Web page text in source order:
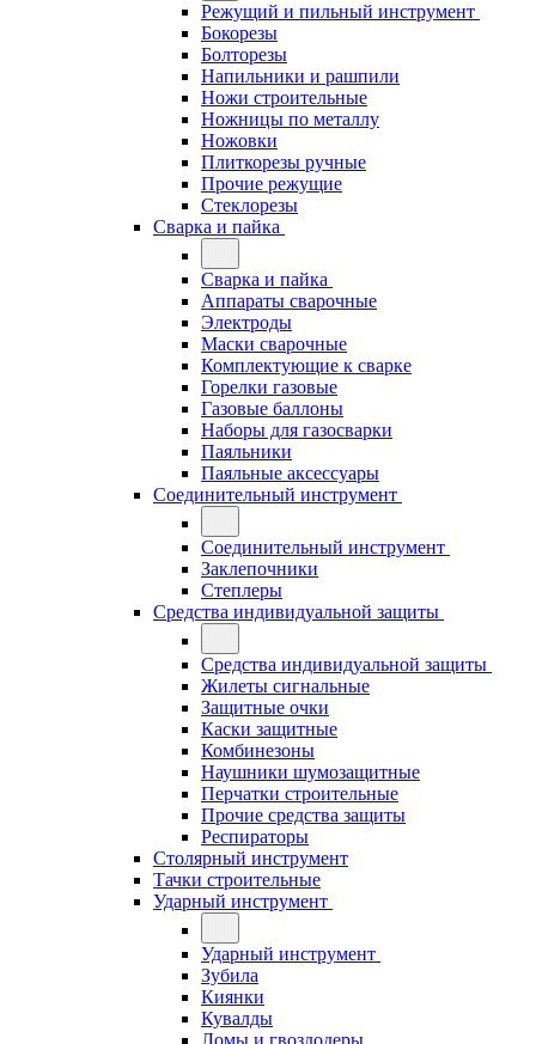
Режущий и пильный инструмент
Бокорезы
Болторезы
Напильники и рашпили
Ножи строительные
Ножницы по металлу
Ножовки
Плиткорезы ручные
Прочие режущие
Стеклорезы
Сварка и пайка
Сварка и пайка
Аппараты сварочные
Электроды
Маски сварочные
Комплектующие к сварке
Горелки газовые
Газовые баллоны
Наборы для газосварки
Паяльники
Паяльные аксессуары
Соединительный инструмент
Соединительный инструмент
Заклепочники
Степлеры
Средства индивидуальной защиты
Средства индивидуальной защиты
Жилеты сигнальные
Защитные очки
Каски защитные
Комбинезоны
Наушники шумозащитные
Перчатки строительные
Прочие средства защиты
Респираторы
Столярный инструмент
Тачки строительные
Ударный инструмент
Ударный инструмент
Зубила
Киянки
Кувалды
Ломы и гвоздодеры